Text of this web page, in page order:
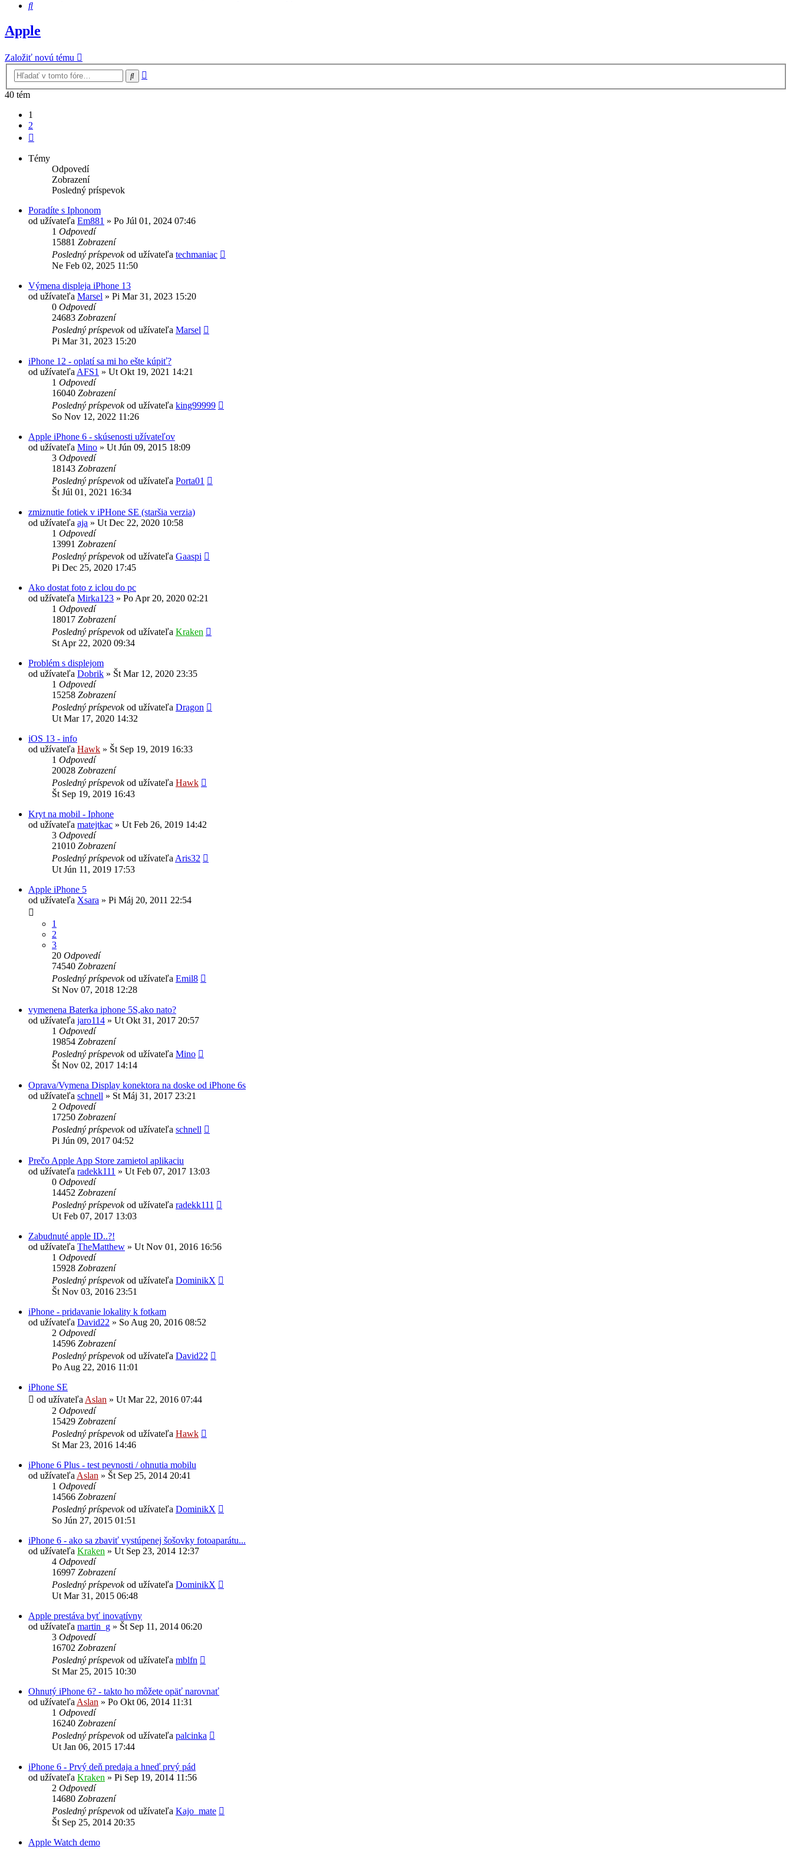
Hľadať
Apple
Založiť novú tému
Hľadať
40 tém
1
2
Témy
Odpovedí
Zobrazení
Posledný príspevok
Poradíte s Iphonom
od užívateľa Em881 » Po Júl 01, 2024 07:46
1 Odpovedí
15881 Zobrazení
Posledný príspevokod užívateľa techmaniac
Ne Feb 02, 2025 11:50
Výmena displeja iPhone 13
od užívateľa Marsel » Pi Mar 31, 2023 15:20
0 Odpovedí
24683 Zobrazení
Posledný príspevokod užívateľa Marsel
Pi Mar 31, 2023 15:20
iPhone 12 - oplatí sa mi ho ešte kúpiť?
od užívateľa AFS1 » Ut Okt 19, 2021 14:21
1 Odpovedí
16040 Zobrazení
Posledný príspevokod užívateľa king99999
So Nov 12, 2022 11:26
Apple iPhone 6 - skúsenosti užívateľov
od užívateľa Mino » Ut Jún 09, 2015 18:09
3 Odpovedí
18143 Zobrazení
Posledný príspevokod užívateľa Porta01
Št Júl 01, 2021 16:34
zmiznutie fotiek v iPHone SE (staršia verzia)
od užívateľa aja » Ut Dec 22, 2020 10:58
1 Odpovedí
13991 Zobrazení
Posledný príspevokod užívateľa Gaaspi
Pi Dec 25, 2020 17:45
Ako dostat foto z iclou do pc
od užívateľa Mirka123 » Po Apr 20, 2020 02:21
1 Odpovedí
18017 Zobrazení
Posledný príspevokod užívateľa Kraken
St Apr 22, 2020 09:34
Problém s displejom
od užívateľa Dobrik » Št Mar 12, 2020 23:35
1 Odpovedí
15258 Zobrazení
Posledný príspevokod užívateľa Dragon
Ut Mar 17, 2020 14:32
iOS 13 - info
od užívateľa Hawk » Št Sep 19, 2019 16:33
1 Odpovedí
20028 Zobrazení
Posledný príspevokod užívateľa Hawk
Št Sep 19, 2019 16:43
Kryt na mobil - Iphone
od užívateľa matejtkac » Ut Feb 26, 2019 14:42
3 Odpovedí
21010 Zobrazení
Posledný príspevokod užívateľa Aris32
Ut Jún 11, 2019 17:53
Apple iPhone 5
od užívateľa Xsara » Pi Máj 20, 2011 22:54
1
2
3
20 Odpovedí
74540 Zobrazení
Posledný príspevokod užívateľa Emil8
St Nov 07, 2018 12:28
vymenena Baterka iphone 5S,ako nato?
od užívateľa jaro114 » Ut Okt 31, 2017 20:57
1 Odpovedí
19854 Zobrazení
Posledný príspevokod užívateľa Mino
Št Nov 02, 2017 14:14
Oprava/Vymena Display konektora na doske od iPhone 6s
od užívateľa schnell » St Máj 31, 2017 23:21
2 Odpovedí
17250 Zobrazení
Posledný príspevokod užívateľa schnell
Pi Jún 09, 2017 04:52
Prečo Apple App Store zamietol aplikaciu
od užívateľa radekk111 » Ut Feb 07, 2017 13:03
0 Odpovedí
14452 Zobrazení
Posledný príspevokod užívateľa radekk111
Ut Feb 07, 2017 13:03
Zabudnuté apple ID..?!
od užívateľa TheMatthew » Ut Nov 01, 2016 16:56
1 Odpovedí
15928 Zobrazení
Posledný príspevokod užívateľa DominikX
Št Nov 03, 2016 23:51
iPhone - pridavanie lokality k fotkam
od užívateľa David22 » So Aug 20, 2016 08:52
2 Odpovedí
14596 Zobrazení
Posledný príspevokod užívateľa David22
Po Aug 22, 2016 11:01
iPhone SE
od užívateľa Aslan » Ut Mar 22, 2016 07:44
2 Odpovedí
15429 Zobrazení
Posledný príspevokod užívateľa Hawk
St Mar 23, 2016 14:46
iPhone 6 Plus - test pevnosti / ohnutia mobilu
od užívateľa Aslan » Št Sep 25, 2014 20:41
1 Odpovedí
14566 Zobrazení
Posledný príspevokod užívateľa DominikX
So Jún 27, 2015 01:51
iPhone 6 - ako sa zbaviť vystúpenej šošovky fotoaparátu...
od užívateľa Kraken » Ut Sep 23, 2014 12:37
4 Odpovedí
16997 Zobrazení
Posledný príspevokod užívateľa DominikX
Ut Mar 31, 2015 06:48
Apple prestáva byť inovatívny
od užívateľa martin_g » Št Sep 11, 2014 06:20
3 Odpovedí
16702 Zobrazení
Posledný príspevokod užívateľa mblfn
St Mar 25, 2015 10:30
Ohnutý iPhone 6? - takto ho môžete opäť narovnať
od užívateľa Aslan » Po Okt 06, 2014 11:31
1 Odpovedí
16240 Zobrazení
Posledný príspevokod užívateľa palcinka
Ut Jan 06, 2015 17:44
iPhone 6 - Prvý deň predaja a hneď prvý pád
od užívateľa Kraken » Pi Sep 19, 2014 11:56
2 Odpovedí
14680 Zobrazení
Posledný príspevokod užívateľa Kajo_mate
Št Sep 25, 2014 20:35
Apple Watch demo